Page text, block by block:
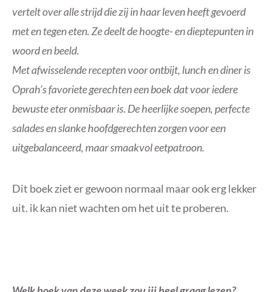
vertelt over alle strijd die zij in haar leven heeft gevoerd
met en tegen eten. Ze deelt de hoogte- en dieptepunten in
woord en beeld.
Met afwisselende recepten voor ontbijt, lunch en diner is
Oprah’s favoriete gerechten een boek dat voor iedere
bewuste eter onmisbaar is. De heerlijke soepen, perfecte
salades en slanke hoofdgerechten zorgen voor een
uitgebalanceerd, maar smaakvol eetpatroon.
Dit boek ziet er gewoon normaal maar ook erg lekker
uit. ik kan niet wachten om het uit te proberen.